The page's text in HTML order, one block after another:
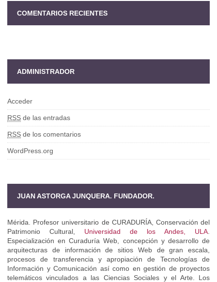
COMENTARIOS RECIENTES
ADMINISTRADOR
Acceder
RSS de las entradas
RSS de los comentarios
WordPress.org
JUAN ASTORGA JUNQUERA. FUNDADOR.
Mérida. Profesor universitario de CURADURÍA, Conservación del
Patrimonio Cultural, Universidad de los Andes, ULA
Especialización en Curaduría Web, concepción y desarrollo de
arquitecturas de información de sitios Web de gran escala,
procesos de transferencia y apropiación de Tecnologías de
Información y Comunicación así como en gestión de proyectos
telemáticos vinculados a las Ciencias Sociales y el Arte. Los